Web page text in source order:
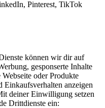
Pinterest, TikTok
können wir dir auf
gesponserte Inhalte
oder Produkte
Einkaufsverhalten anzeigen
deiner Einwilligung setzen
Drittdienste ein: